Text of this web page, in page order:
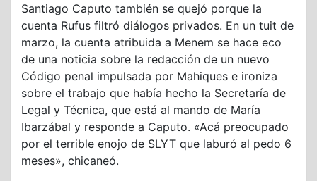
Santiago Caputo también se quejó porque la
cuenta Rufus filtró diálogos privados. En un tuit de
marzo, la cuenta atribuida a Menem se hace eco
de una noticia sobre la redacción de un nuevo
Código penal impulsada por Mahiques e ironiza
sobre el trabajo que había hecho la Secretaría de
Legal y Técnica, que está al mando de María
Ibarzábal y responde a Caputo. «Acá preocupado
por el terrible enojo de SLYT que laburó al pedo 6
meses», chicaneó.